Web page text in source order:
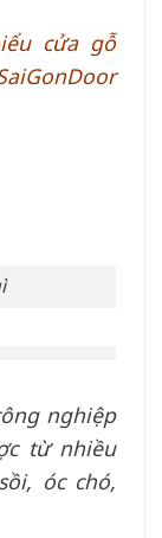
cửa gỗ
nghiệp
từ nhiều
óc chó,